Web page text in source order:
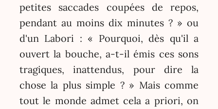
petites saccades coupées de repos,
pendant au moins dix minutes ? » ou
d'un Labori : « Pourquoi, dès qu'il a
ouvert la bouche, a-t-il émis ces sons
tragiques, inattendus, pour dire la
chose la plus simple ? » Mais comme
tout le monde admet cela a priori, on